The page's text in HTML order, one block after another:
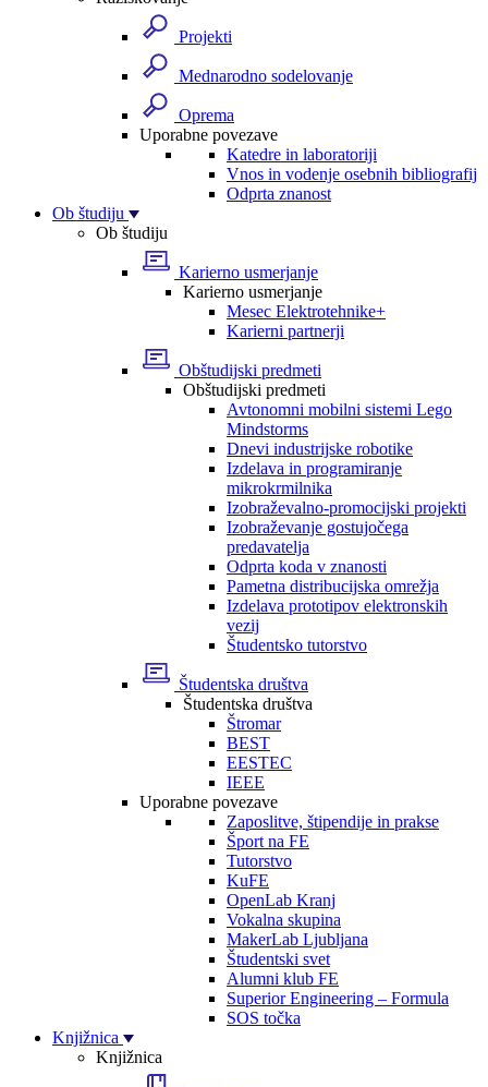
Projekti
Mednarodno sodelovanje
Oprema
Uporabne povezave
Katedre in laboratoriji
Vnos in vodenje osebnih bibliografij
Odprta znanost
Ob študiju
Ob študiju
Karierno usmerjanje
Karierno usmerjanje
Mesec Elektrotehnike+
Karierni partnerji
Obštudijski predmeti
Obštudijski predmeti
Avtonomni mobilni sistemi Lego
Mindstorms
Dnevi industrijske robotike
Izdelava in programiranje
mikrokrmilnika
Izobraževalno-promocijski projekti
Izobraževanje gostujočega
predavatelja
Odprta koda v znanosti
Pametna distribucijska omrežja
Izdelava prototipov elektronskih
vezij
Študentsko tutorstvo
Študentska društva
Študentska društva
Štromar
BEST
EESTEC
IEEE
Uporabne povezave
Zaposlitve, štipendije in prakse
Šport na FE
Tutorstvo
KuFE
OpenLab Kranj
Vokalna skupina
MakerLab Ljubljana
Študentski svet
Alumni klub FE
Superior Engineering – Formula
SOS točka
Knjižnica
Knjižnica